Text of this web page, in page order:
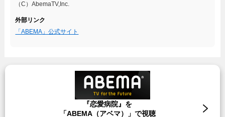
（C）AbemaTV,Inc.
外部リンク
「ABEMA」公式サイト
『恋愛病院』を
「ABEMA（アベマ）」で視聴